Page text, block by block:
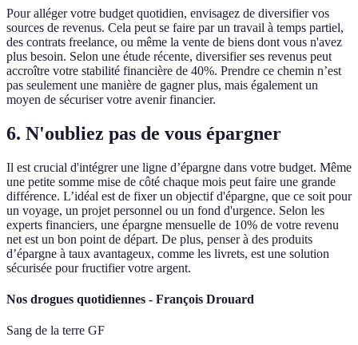
Pour alléger votre budget quotidien, envisagez de diversifier vos
sources de revenus. Cela peut se faire par un travail à temps partiel,
des contrats freelance, ou même la vente de biens dont vous n'avez
plus besoin. Selon une étude récente, diversifier ses revenus peut
accroître votre stabilité financière de 40%. Prendre ce chemin n’est
pas seulement une manière de gagner plus, mais également un
moyen de sécuriser votre avenir financier.
6. N'oubliez pas de vous épargner
Il est crucial d'intégrer une ligne d’épargne dans votre budget. Même
une petite somme mise de côté chaque mois peut faire une grande
différence. L’idéal est de fixer un objectif d'épargne, que ce soit pour
un voyage, un projet personnel ou un fond d'urgence. Selon les
experts financiers, une épargne mensuelle de 10% de votre revenu
net est un bon point de départ. De plus, penser à des produits
d’épargne à taux avantageux, comme les livrets, est une solution
sécurisée pour fructifier votre argent.
Nos drogues quotidiennes - François Drouard
Sang de la terre GF